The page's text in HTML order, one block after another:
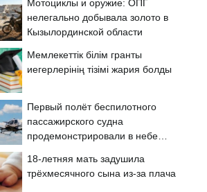
Мотоциклы и оружие: ОПГ
нелегально добывала золото в
Кызылординской области
Мемлекеттік білім гранты
иегерлерінің тізімі жария болды
Первый полёт беспилотного
пассажирского судна
продемонстрировали в небе
18-летняя мать задушила
трёхмесячного сына из-за плача